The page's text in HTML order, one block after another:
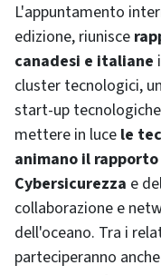
L'appuntamento
edizione, riunisce
canadesi e italiane
cluster tecnologici,
start-up
mettere in luce le
animano il
Cybersicurezza e
collaborazione e
dell'oceano. Tra i
parteciperanno